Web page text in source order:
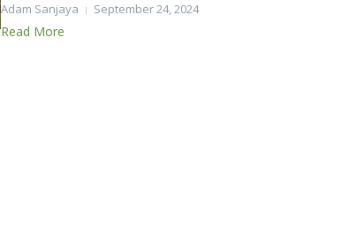
Adam Sanjaya September 24, 2024
Read More